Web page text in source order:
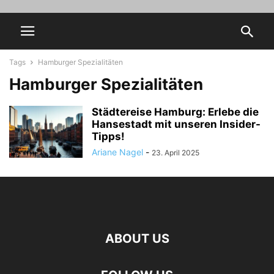
Tags Hamburger Spezialitäten
Hamburger Spezialitäten
Städtereise Hamburg: Erlebe die
Hansestadt mit unseren Insider-
Tipps!
Ariane Nagel - 23. April 2025
ABOUT US